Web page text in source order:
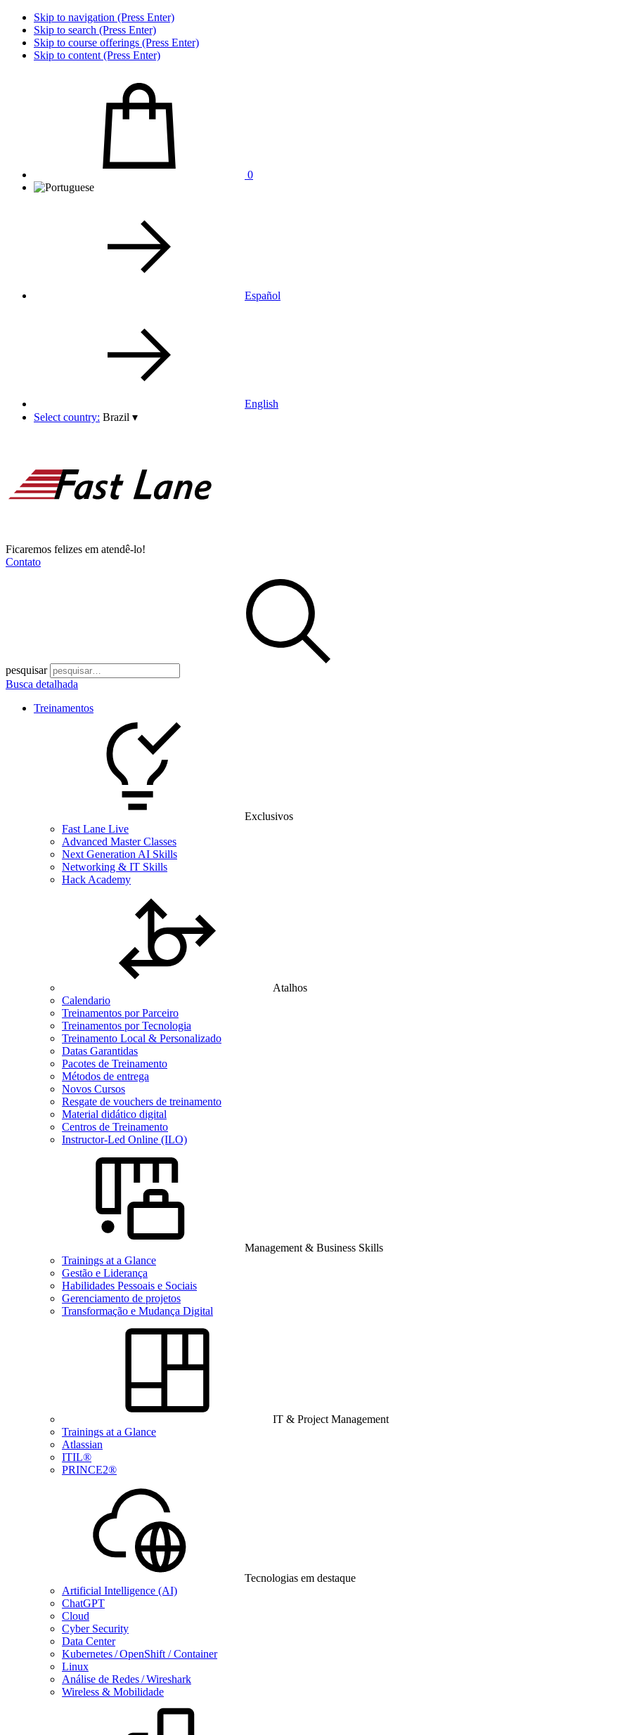
Skip to navigation (Press Enter)
Skip to search (Press Enter)
Skip to course offerings (Press Enter)
Skip to content (Press Enter)
0
Español
English
Select country: Brazil ▾
Ficaremos felizes em atendê-lo!
Contato
pesquisar
Busca detalhada
Treinamentos
Exclusivos
Fast Lane Live
Advanced Master Classes
Next Generation AI Skills
Networking & IT Skills
Hack Academy
Atalhos
Calendario
Treinamentos por Parceiro
Treinamentos por Tecnologia
Treinamento Local & Personalizado
Datas Garantidas
Pacotes de Treinamento
Métodos de entrega
Novos Cursos
Resgate de vouchers de treinamento
Material didático digital
Centros de Treinamento
Instructor-Led Online (ILO)
Management & Business Skills
Trainings at a Glance
Gestão e Liderança
Habilidades Pessoais e Sociais
Gerenciamento de projetos
Transformação e Mudança Digital
IT & Project Management
Trainings at a Glance
Atlassian
ITIL®
PRINCE2®
Tecnologias em destaque
Artificial Intelligence (AI)
ChatGPT
Cloud
Cyber Security
Data Center
Kubernetes / OpenShift / Container
Linux
Análise de Redes / Wireshark
Wireless & Mobilidade